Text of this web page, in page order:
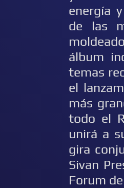
energía
de las
álbum
temas
el
más
todo el
unirá a
gira
Sivan
Forum